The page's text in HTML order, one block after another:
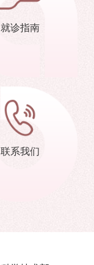
就诊指南
联系我们